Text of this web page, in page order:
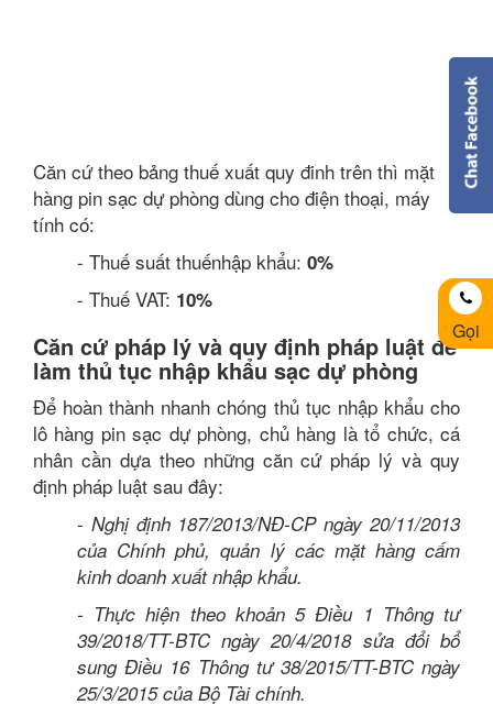
Căn cứ theo bảng thuế xuất quy đinh trên thì mặt
hàng pin sạc dự phòng dùng cho điện thoại, máy
tính có:
- Thuế suất thuếnhập khẩu: 0%
- Thuế VAT: 10%
Căn cứ pháp lý và quy định pháp luật để
làm thủ tục nhập khẩu sạc dự phòng
Để hoàn thành nhanh chóng thủ tục nhập khẩu cho
lô hàng pin sạc dự phòng, chủ hàng là tổ chức, cá
nhân cần dựa theo những căn cứ pháp lý và quy
định pháp luật sau đây:
- Nghị định 187/2013/NĐ-CP ngày 20/11/2013
của Chính phủ, quản lý các mặt hàng cấm
kinh doanh xuất nhập khẩu.
- Thực hiện theo khoản 5 Điều 1 Thông tư
39/2018/TT-BTC ngày 20/4/2018 sửa đổi bổ
sung Điều 16 Thông tư 38/2015/TT-BTC ngày
25/3/2015 của Bộ Tài chính.
Gọi